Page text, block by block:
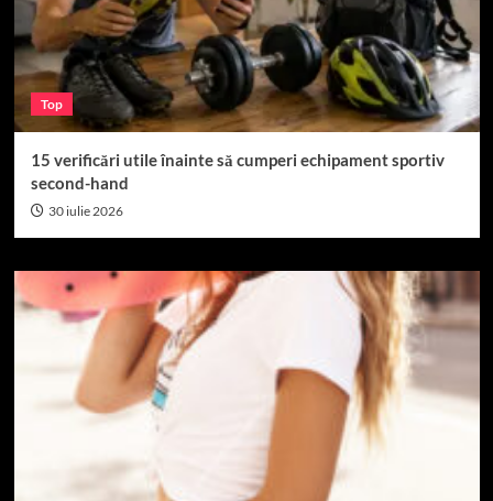
Top
15 verificări utile înainte să cumperi echipament sportiv
second-hand
30 iulie 2026